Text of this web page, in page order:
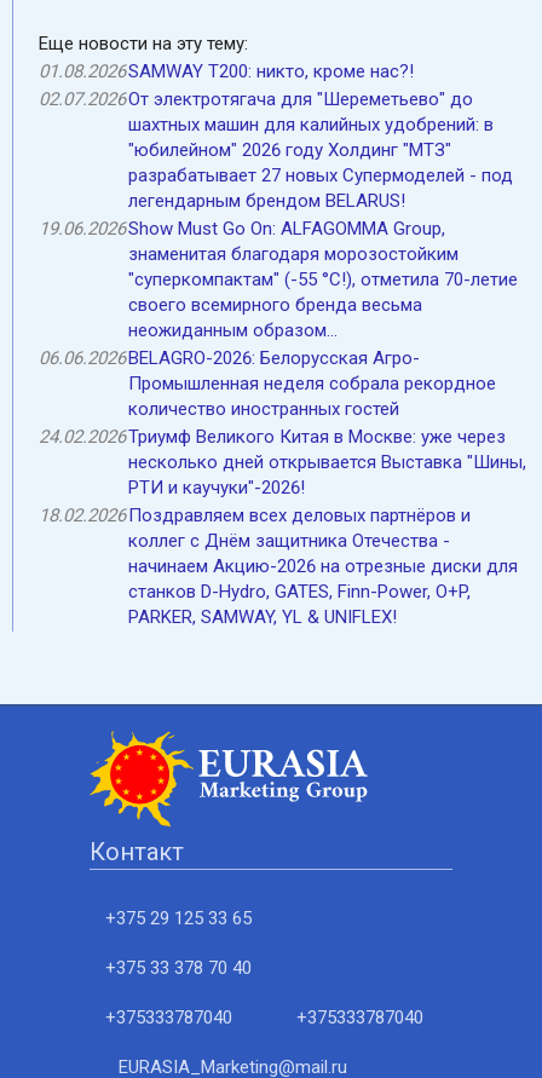
Еще новости на эту тему:
01.08.2026SAMWAY T200: никто, кроме нас?!
02.07.2026От электротягача для "Шереметьево" до
шахтных машин для калийных удобрений: в
"юбилейном" 2026 году Холдинг "МТЗ"
разрабатывает 27 новых Супермоделей - под
легендарным брендом BELARUS!
19.06.2026Show Must Go On: ALFAGOMMA Group,
знаменитая благодаря морозостойким
"cуперкомпактам" (-55 °С!), отметила 70-летие
своего всемирного бренда весьма
неожиданным образом...
06.06.2026BELAGRO-2026: Белорусская Агро-
Промышленная неделя собрала рекордное
количество иностранных гостей
24.02.2026Триумф Великого Китая в Москве: уже через
несколько дней открывается Выставка "Шины,
РТИ и каучуки"-2026!
18.02.2026Поздравляем всех деловых партнёров и
коллег с Днём защитника Отечества -
начинаем Акцию-2026 на отрезные диски для
станков D-Hydro, GATES, Finn-Power, O+P,
PARKER, SAMWAY, YL & UNIFLEX!
Контакт
+375 29 125 33 65
+375 33 378 70 40
+375333787040 +375333787040
EURASIA_Marketing@mail.ru